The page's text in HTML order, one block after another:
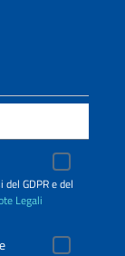
GDPR e del
Legali